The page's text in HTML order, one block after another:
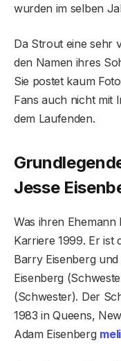
wurden im selben
Da Strout eine sehr
den Namen ihres
Sie postet kaum
Fans auch nicht mit
dem Laufenden.
Jesse
Was ihren Ehemann
Karriere 1999. Er ist
Barry Eisenberg
Eisenberg
(Schwester). Der
1983 in Queens,
Adam Eisenberg